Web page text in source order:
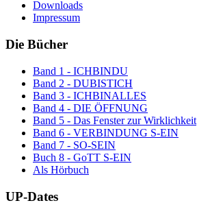
Downloads
Impressum
Die Bücher
Band 1 - ICHBINDU
Band 2 - DUBISTICH
Band 3 - ICHBINALLES
Band 4 - DIE ÖFFNUNG
Band 5 - Das Fenster zur Wirklichkeit
Band 6 - VERBINDUNG S-EIN
Band 7 - SO-SEIN
Buch 8 - GoTT S-EIN
Als Hörbuch
UP-Dates